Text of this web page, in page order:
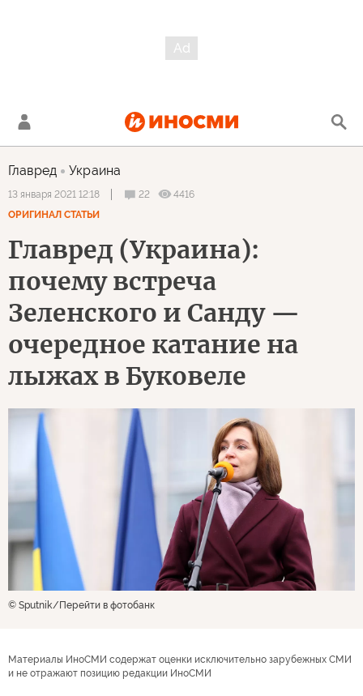
Главред Украина
13 января 2021 12:18 22
4416
ОРИГИНАЛ СТАТЬИ
Главред (Украина):
почему встреча
Зеленского и Санду —
очередное катание на
лыжах в Буковеле
© Sputnik Перейти в фотобанк
Материалы ИноСМИ содержат оценки исключительно зарубежных СМИ
и не отражают позицию редакции ИноСМИ